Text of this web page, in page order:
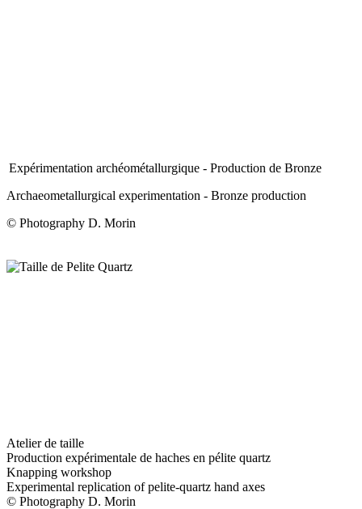
Expérimentation archéométallurgique - Production de Bronze
Archaeometallurgical experimentation - Bronze production
© Photography D. Morin
Atelier de taille
Production expérimentale de haches en pélite quartz
Knapping workshop
Experimental replication of pelite-quartz hand axes
© Photography D. Morin